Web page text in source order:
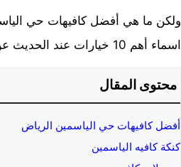
ولكن ما هي أفضل كافيهات حي
اسماء أهم 10 خيارات عند الحديث عن كافيهات الياسمين الرياض مع مواعيد العمل وارقام الهاتف والعناوين.
محتوى المقال
أفضل كافيهات حي الياسمين الرياض
كنكة كافيه الياسمين